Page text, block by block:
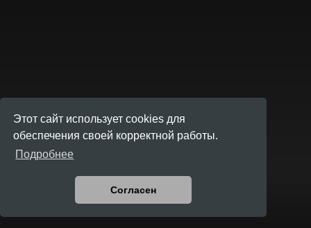
Этот сайт использует cookies для
обеспечения своей корректной работы.
Подробнее
Согласен